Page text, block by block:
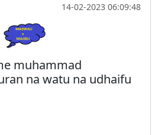
14-02-2023 06:09:48
muhammad
na watu na udhaifu